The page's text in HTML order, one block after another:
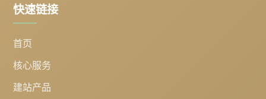
快速链接
首页
核心服务
建站产品